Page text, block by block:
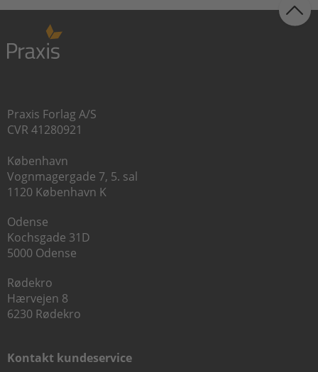
Praxis Forlag A/S
CVR 41280921
København
Vognmagergade 7, 5. sal
1120 København K
Odense
Kochsgade 31D
5000 Odense
Rødekro
Hærvejen 8
6230 Rødekro
Kontakt kundeservice